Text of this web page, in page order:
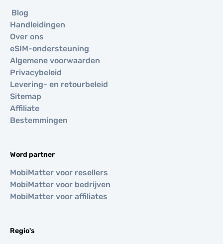
Blog
Handleidingen
Over ons
eSIM-ondersteuning
Algemene voorwaarden
Privacybeleid
Levering- en retourbeleid
Sitemap
Affiliate
Bestemmingen
Word partner
MobiMatter voor resellers
MobiMatter voor bedrijven
MobiMatter voor affiliates
Regio's